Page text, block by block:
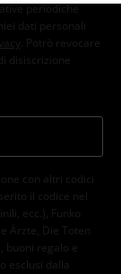
periodiche
dati personali
. Potrò revocare
disiscrizione
con altri codici
il codice nel
ecc.), Funko
Ärzte, Die Toten
buoni regalo e
esclusi dalla